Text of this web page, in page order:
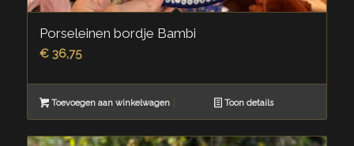
Porseleinen bordje Bambi
€36,75
Toevoegen aan winkelwagen Toon details